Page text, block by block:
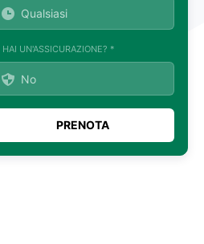
UN'ASSICURAZIONE? *